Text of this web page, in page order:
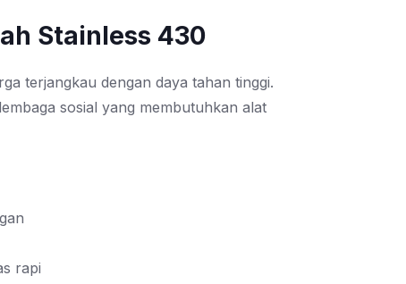
Stainless 430
terjangkau dengan daya tahan tinggi.
sosial yang membutuhkan alat
rapi